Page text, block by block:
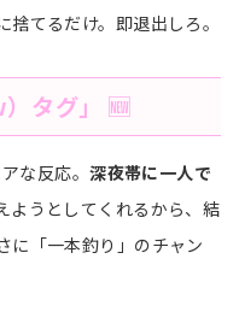
てるだけ。即退出しろ。
タグ」 🆕
な反応。深夜帯に一人で
ようとしてくれるから、結
に「一本釣り」のチャン